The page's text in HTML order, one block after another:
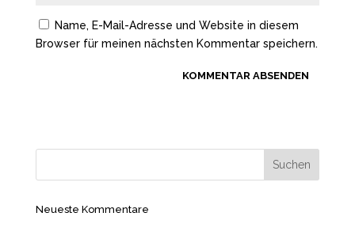
Name, E-Mail-Adresse und Website in diesem
Browser für meinen nächsten Kommentar speichern.
Neueste Kommentare